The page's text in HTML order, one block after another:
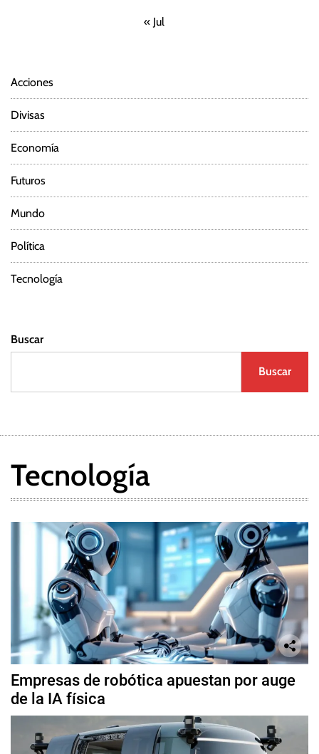
« Jul
Acciones
Divisas
Economía
Futuros
Mundo
Política
Tecnología
Buscar
Buscar
Tecnología
Empresas de robótica apuestan por auge
de la IA física